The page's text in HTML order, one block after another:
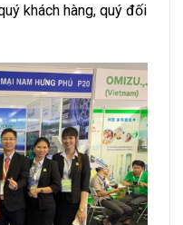
khách hàng, quý đối